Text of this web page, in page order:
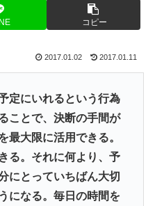
コピー
2017.01.02 2017.01.11
定にいれるという行為
ことで、決断の手間が
最大限に活用できる。
る。それに何より、予
にとっていちばん大切
になる。毎日の時間を